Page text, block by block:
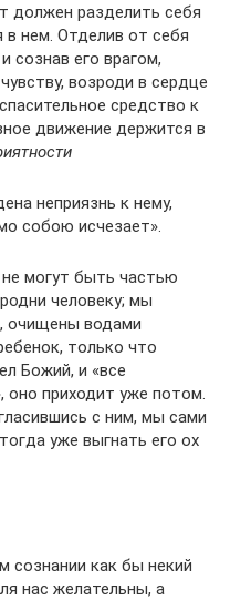
должен разделить себя
в нем. Отделив от себя
сознав его врагом,
возроди в сердце
средство к
движение держится в
неприязнь к нему,
собою исчезает».
не могут быть частью
человеку; мы
очищены водами
только что
Божий, и «все
оно приходит уже потом.
с ним, мы сами
уже выгнать его ох
как бы некий
нас желательны, а